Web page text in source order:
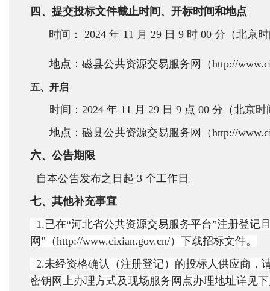
四、提交投标文件截止时间、开标时间和地点
时间：
2024 年 11 月 29 日 9 时 00 分（北京
地点：磁县公共资源交易服务网（http://
五、开启
时间： 2024 年 11 月 29 日 9 点 00 分 （北京
地点：磁县公共资源交易服务网（http://
六、公告期限
自本公告发布之日起 3 个工作日。
七、其他补充事宜
1.已在“河北省公共资源交易服务平台”注册登记
网”（http://www.cixian.gov.cn/）下载招标文件。
2.未经资格确认（注册登记）的投标人供应商，
密钥网上办理方式及现场服务网点办理地址详见下